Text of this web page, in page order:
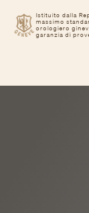
Istituito dalla
massimo
orologiero
garanzia di